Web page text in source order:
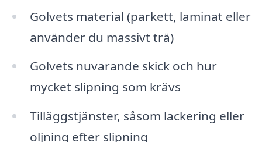
Golvets material (parkett, laminat eller
använder du massivt trä)
Golvets nuvarande skick och hur
mycket slipning som krävs
Tilläggstjänster, såsom lackering eller
oljning efter slipning